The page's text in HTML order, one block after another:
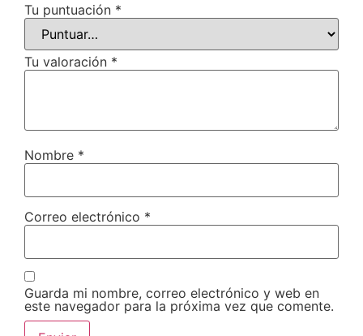
Tu puntuación *
Tu valoración *
Nombre *
Correo electrónico *
Guarda mi nombre, correo electrónico y web en
este navegador para la próxima vez que comente.